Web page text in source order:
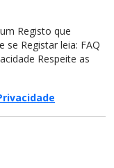
Registo que
se Registar leia: FAQ
Respeite as